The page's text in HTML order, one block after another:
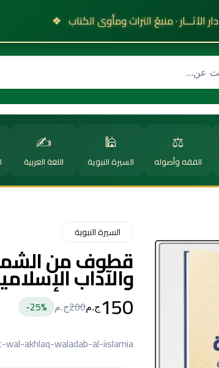
دار الآثـــار · منبعُ التراث ومأوى الكتاب ❖
⚖️
الفقه وأصوله
🕌
السيرة النبوية
✍️
اللغة العربية
السيرة النبوية
قطوف من
والآداب
150ج.م200ج.م 25%-
akhlaq-waladab-al-iislamia